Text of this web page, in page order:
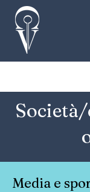
Media e